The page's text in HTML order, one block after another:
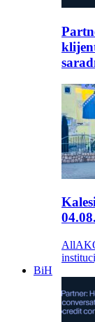
All
BiH